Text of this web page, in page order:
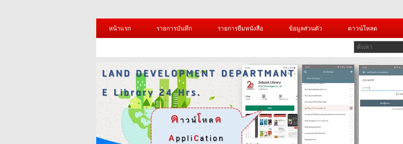
หน้าแรก
รายการบันทึก รายการยืมหนังสือ ข้อมูลส่วนตัว ดาวน์โหลด